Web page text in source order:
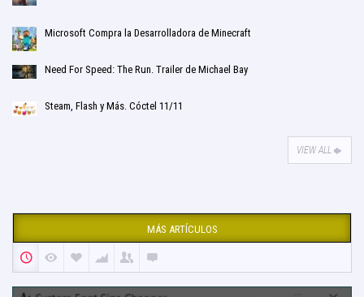
Microsoft Compra la Desarrolladora de Minecraft
Need For Speed: The Run. Trailer de Michael Bay
Steam, Flash y Más. Cóctel 11/11
VIEW ALL
MÁS ARTÍCULOS